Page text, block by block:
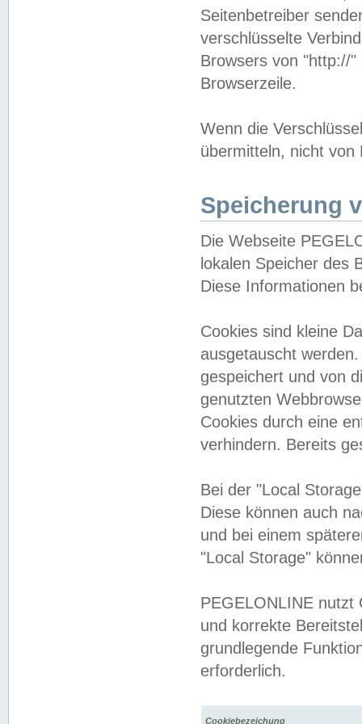
Seitenbetreiber
verschlüsselte
Browsers von "http://
Browserzeile.
Wenn die
übermitteln, nicht von
Speicherung
Die Webseite
lokalen Speicher des
Diese Informationen
Cookies sind kleine
ausgetauscht
gespeichert und von
genutzten
Cookies durch eine
verhindern. Bereits
Bei der "Local
Diese können auch
und bei einem
"Local Storage"
PEGELONLINE nutzt
und korrekte
grundlegende
erforderlich.
Cookiebezeichung